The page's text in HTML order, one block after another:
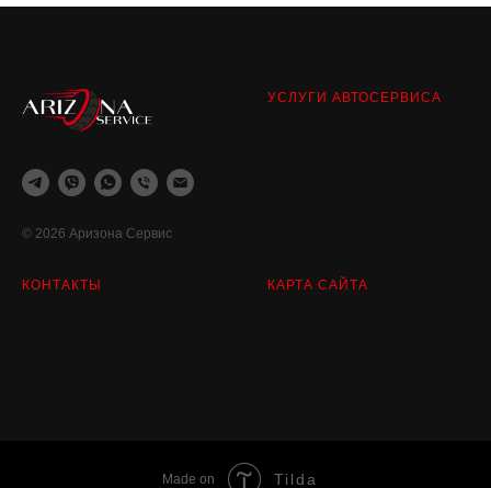
© 2026 Аризона Сервис
УСЛУГИ АВТОСЕРВИСА
КОНТАКТЫ КАРТА САЙТА
Made on Tilda